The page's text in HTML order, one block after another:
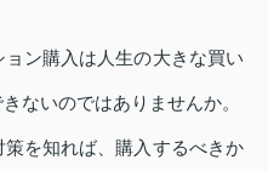
ン購入は人生の大きな買い
ないのではありませんか。
を知れば、購入するべきか